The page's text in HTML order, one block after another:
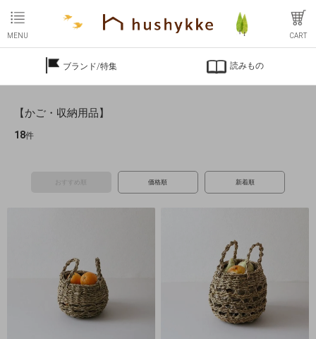
MENU CART
ブランド/特集 読みもの
【かご・収納用品】
18件
おすすめ順 価格順 新着順